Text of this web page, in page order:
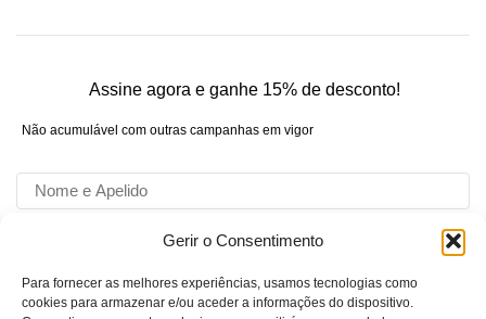
Gerir o Consentimento
Para fornecer as melhores experiências, usamos tecnologias como
cookies para armazenar e/ou aceder a informações do dispositivo.
Assine agora e ganhe 15% de desconto!
Não acumulável com outras campanhas em vigor
Concordo com o tratamento de dados de acordo com